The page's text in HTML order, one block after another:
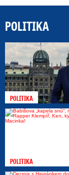
POLITIKA
POLITIKA
POLITIKA